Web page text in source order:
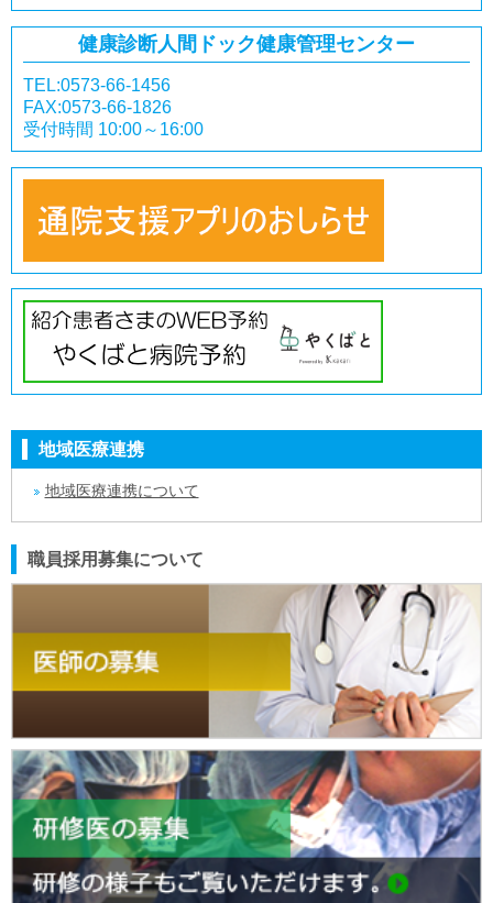
健康診断人間ドック健康管理センター
TEL:0573-66-1456
FAX:0573-66-1826
受付時間 10:00～16:00
地域医療連携
地域医療連携について
職員採用募集について